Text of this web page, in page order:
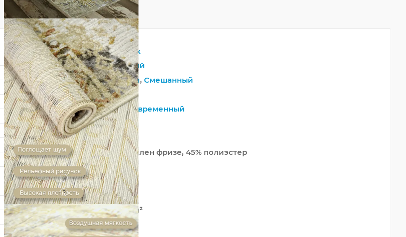
Прямоугольник
Бежевый,Серый
? Синтетический, Смешанный
Полипропилен
Винтажный,Современный
Абстракция
Египет
55% полипропилен фризе, 45% полиэстер
Машинный
?
Средний
?
Фризе
410 000 точек/м²
7 мм